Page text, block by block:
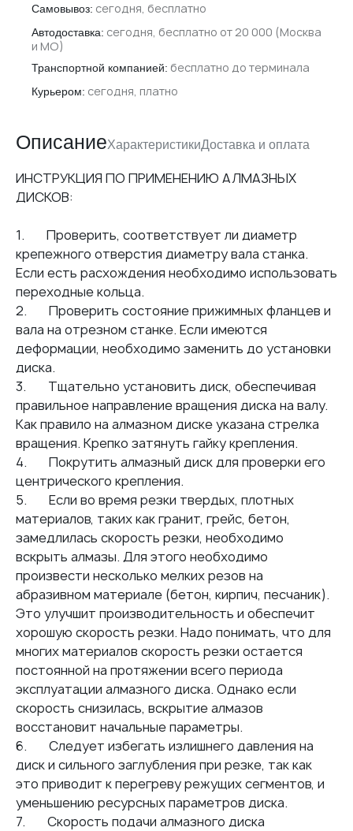
Самовывоз: сегодня, бесплатно
Автодоставка: сегодня, бесплатно от 20 000 (Москва
и МО)
Транспортной компанией: бесплатно до терминала
Курьером: сегодня, платно
ОписаниеХарактеристикиДоставка и оплата
ИНСТРУКЦИЯ ПО ПРИМЕНЕНИЮ АЛМАЗНЫХ
ДИСКОВ:
1. Проверить, соответствует ли диаметр
крепежного отверстия диаметру вала станка.
Если есть расхождения необходимо использовать
переходные кольца.
2. Проверить состояние прижимных фланцев и
вала на отрезном станке. Если имеются
деформации, необходимо заменить до установки
диска.
3. Тщательно установить диск, обеспечивая
правильное направление вращения диска на валу.
Как правило на алмазном диске указана стрелка
вращения. Крепко затянуть гайку крепления.
4. Покрутить алмазный диск для проверки его
центрического крепления.
5. Если во время резки твердых, плотных
материалов, таких как гранит, грейс, бетон,
замедлилась скорость резки, необходимо
вскрыть алмазы. Для этого необходимо
произвести несколько мелких резов на
абразивном материале (бетон, кирпич, песчаник).
Это улучшит производительность и обеспечит
хорошую скорость резки. Надо понимать, что для
многих материалов скорость резки остается
постоянной на протяжении всего периода
эксплуатации алмазного диска. Однако если
скорость снизилась, вскрытие алмазов
восстановит начальные параметры.
6. Следует избегать излишнего давления на
диск и сильного заглубления при резке, так как
это приводит к перегреву режущих сегментов, и
уменьшению ресурсных параметров диска.
7. Скорость подачи алмазного диска
YANTAI (Китай)
400
Гранит
С водой
60
Доставка
Транспортной компанией:бесплатно до
терминала
Оплата
Наличными
при получении
Банковской картой
По счетудля юридических лиц